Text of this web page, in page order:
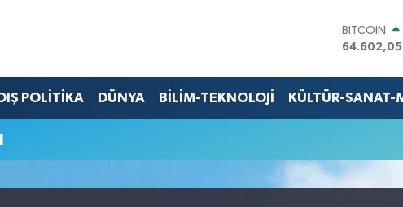
BITCOIN
64.602,05
47,6006
EURO
GRAM
6513.94
DIŞ POLİTİKA DÜNYA BİLİM-TEKNOLOJİ KÜLTÜR-SANAT-